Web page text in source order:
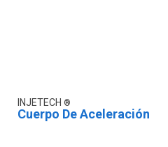
INJETECH
Cuerpo De Aceleración